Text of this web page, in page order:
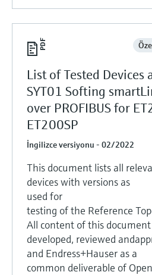
List of Tested Devices
SYT01 Softing
over PROFIBUS for
ET200SP
İngilizce versiyonu - 02/2022
This document lists all
devices with versions as
used for
testing of the Reference
All content of this
developed, reviewed
and Endress+Hauser as a
common deliverable of